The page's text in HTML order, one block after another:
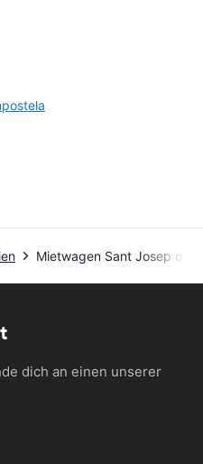
Mietwagen Sant Josep de
dich an einen unserer